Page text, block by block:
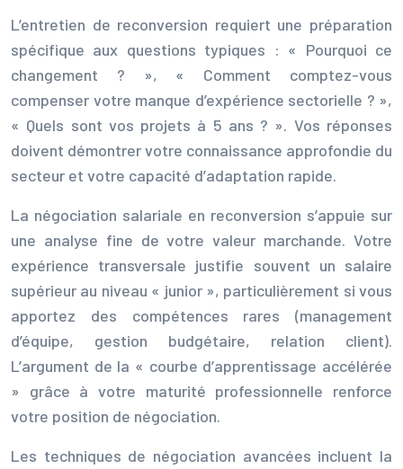
L’entretien de reconversion requiert une préparation
spécifique aux questions typiques : « Pourquoi ce
changement ? », « Comment comptez-vous
compenser votre manque d’expérience sectorielle ? »,
« Quels sont vos projets à 5 ans ? ». Vos réponses
doivent démontrer votre connaissance approfondie du
secteur et votre capacité d’adaptation rapide.
La négociation salariale en reconversion s’appuie sur
une analyse fine de votre valeur marchande. Votre
expérience transversale justifie souvent un salaire
supérieur au niveau « junior », particulièrement si vous
apportez des compétences rares (management
d’équipe, gestion budgétaire, relation client).
L’argument de la « courbe d’apprentissage accélérée
» grâce à votre maturité professionnelle renforce
votre position de négociation.
Les techniques de négociation avancées incluent la